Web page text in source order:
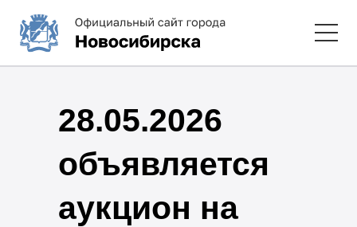
28.05.2026
объявляется
аукцион на